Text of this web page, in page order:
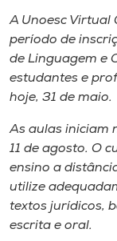
Unoesc
Store
Selecione
o idioma
A Unoesc Virtual
período de
de Linguagem e
estudantes e
hoje, 31 de maio.
As aulas iniciam
11 de agosto. O
ensino a
utilize
textos jurídicos,
escrita e oral.